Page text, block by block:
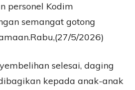
personel Kodim
semangat gotong
5/2026)
selesai, daging
kepada anak-anak